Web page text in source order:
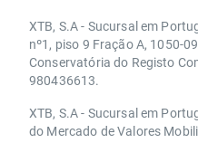
XTB, S.A - Sucursal em
nº1, piso 9 Fração A, 1050-
Conservatória do Registo
980436613.
XTB, S.A - Sucursal em
do Mercado de Valores